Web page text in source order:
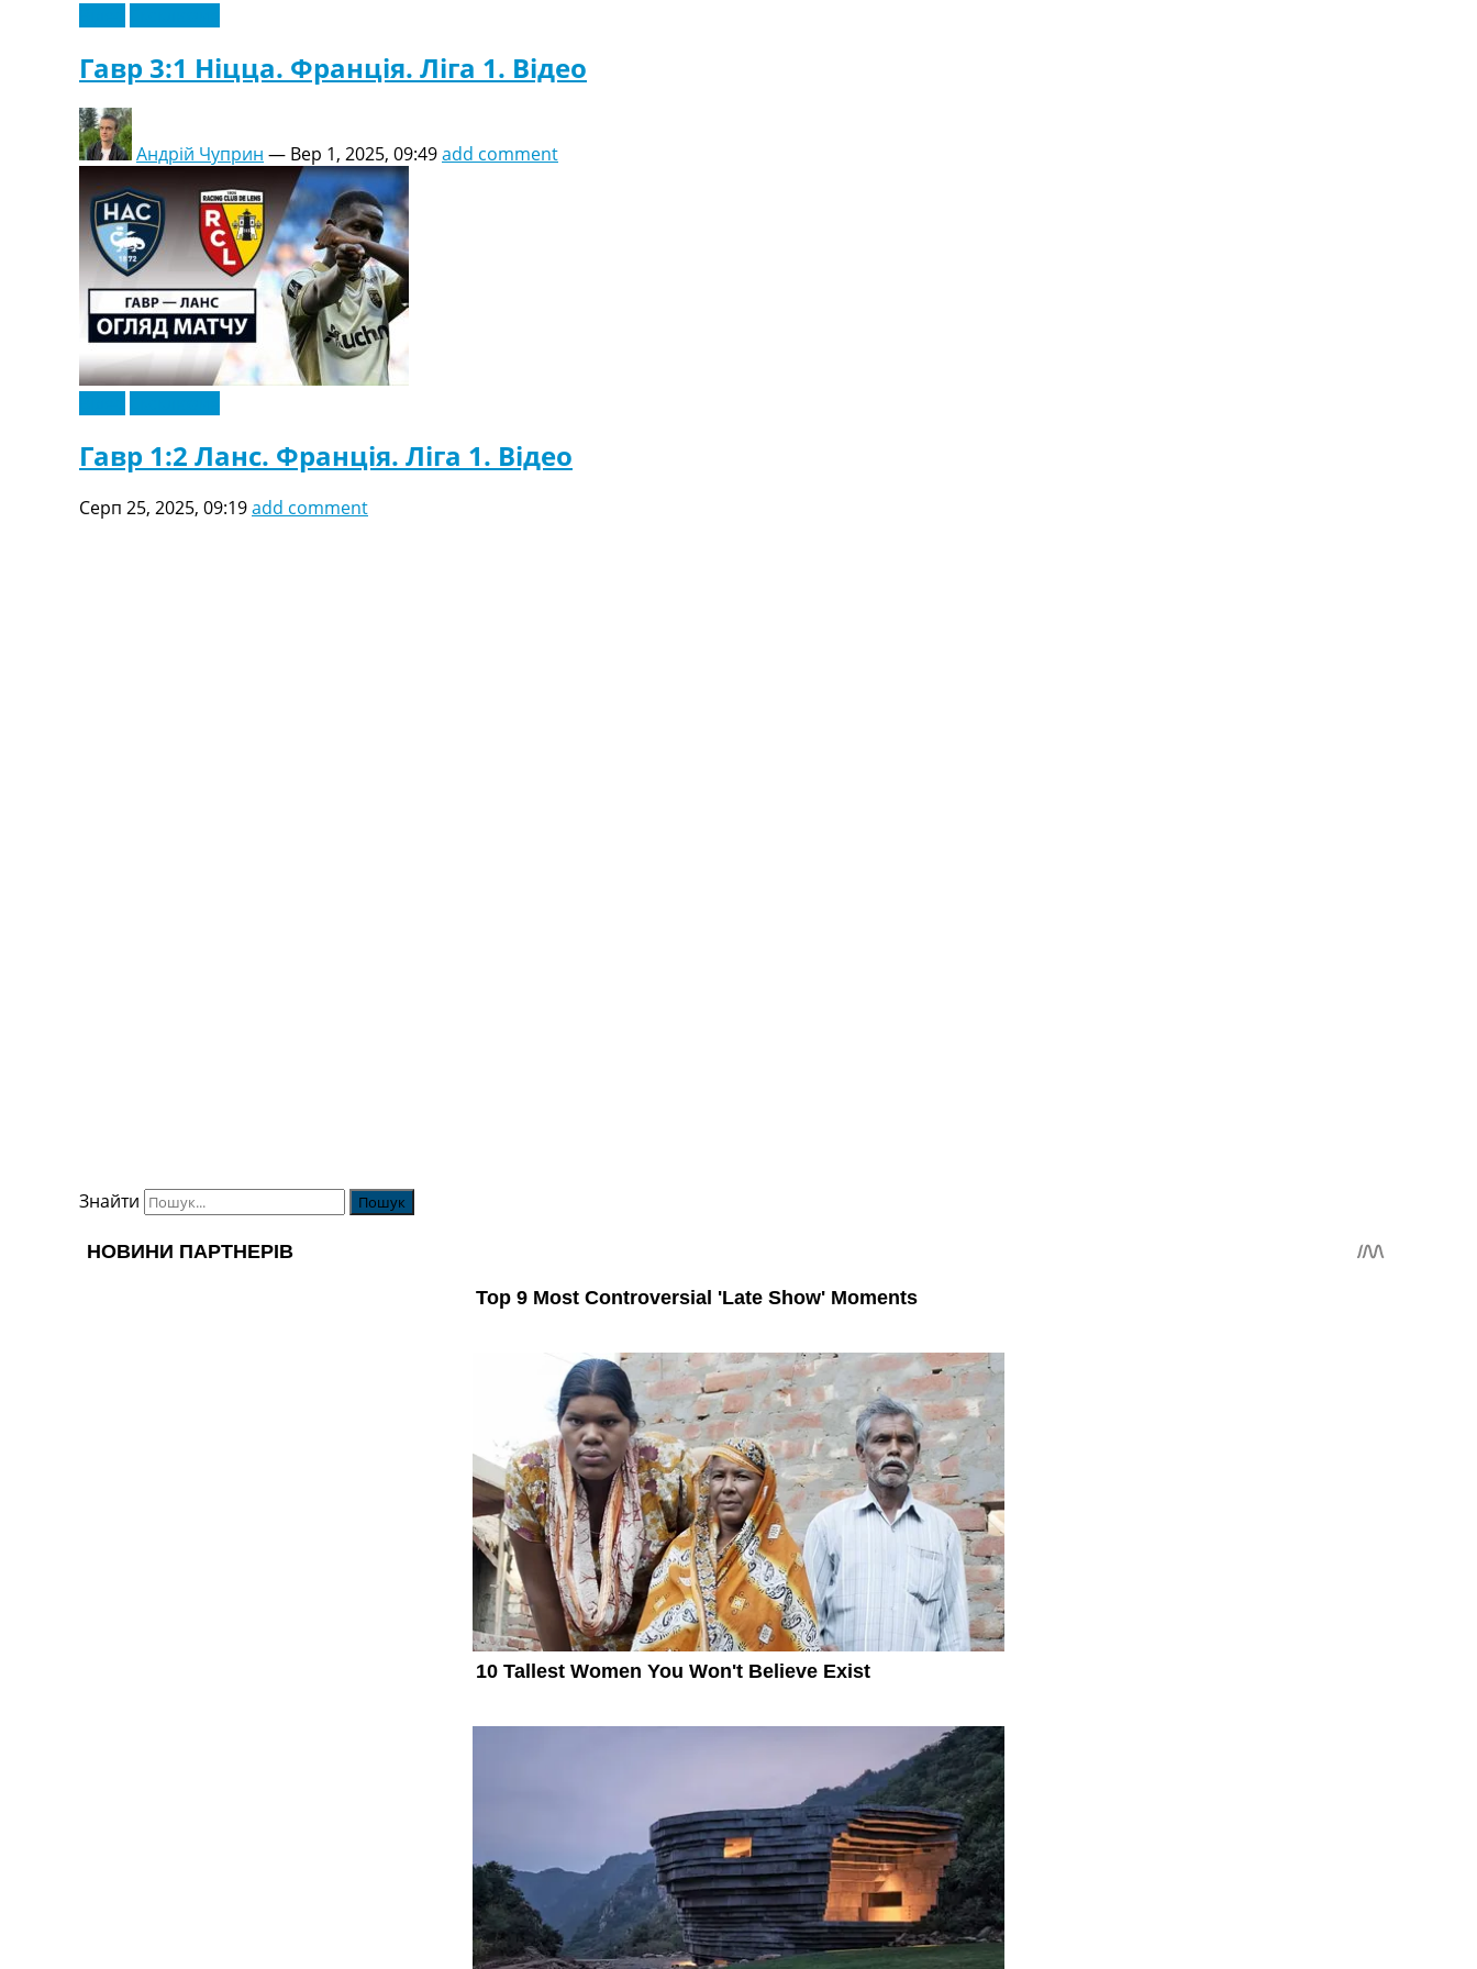
Гавр 3:1 Ніцца. Франція. Ліга 1. Відео
Андрій Чуприн — Вер 1, 2025, 09:49add comment
Гавр 1:2 Ланс. Франція. Ліга 1. Відео
Серп 25, 2025, 09:19add comment
Знайти